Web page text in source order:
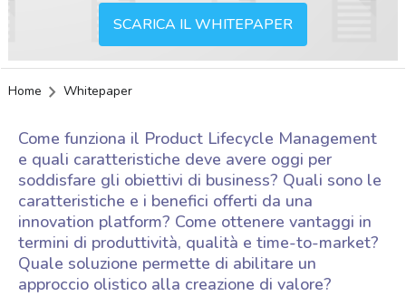
SCARICA IL WHITEPAPER
Home Whitepaper
Come funziona il Product Lifecycle Management
e quali caratteristiche deve avere oggi per
soddisfare gli obiettivi di business? Quali sono le
caratteristiche e i benefici offerti da una
innovation platform? Come ottenere vantaggi in
termini di produttività, qualità e time-to-market?
Quale soluzione permette di abilitare un
approccio olistico alla creazione di valore?